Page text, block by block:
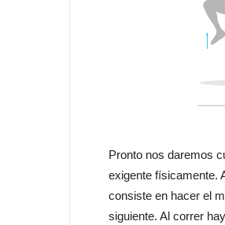
Pronto nos daremos
exigente físicamente.
consiste en hacer el
siguiente. Al correr